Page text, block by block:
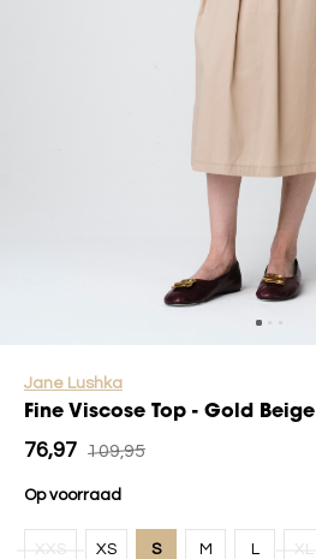
Jane Lushka
Fine Viscose Top - Gold Beige
76,97 109,95
Op voorraad
XXS XS S M L XL